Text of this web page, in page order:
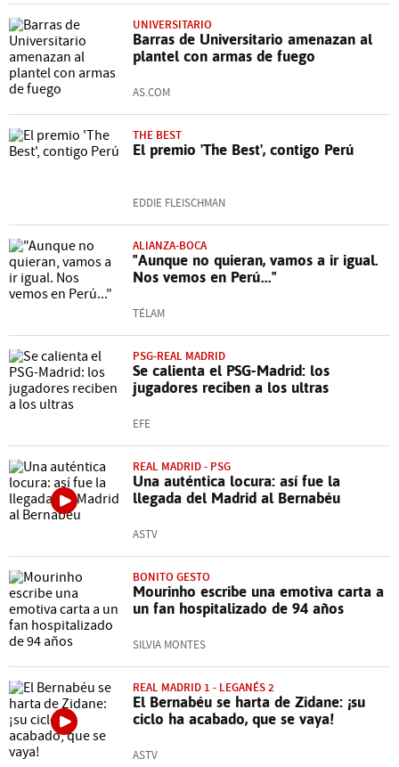
UNIVERSITARIO
Barras de Universitario amenazan al
plantel con armas de fuego
AS.COM
THE BEST
El premio 'The Best', contigo Perú
EDDIE FLEISCHMAN
ALIANZA-BOCA
"Aunque no quieran, vamos a ir igual.
Nos vemos en Perú..."
TÉLAM
PSG-REAL MADRID
Se calienta el PSG-Madrid: los
jugadores reciben a los ultras
EFE
REAL MADRID - PSG
Una auténtica locura: así fue la
llegada del Madrid al Bernabéu
ASTV
BONITO GESTO
Mourinho escribe una emotiva carta a
un fan hospitalizado de 94 años
SILVIA MONTES
REAL MADRID 1 - LEGANÉS 2
El Bernabéu se harta de Zidane: ¡su
ciclo ha acabado, que se vaya!
ASTV